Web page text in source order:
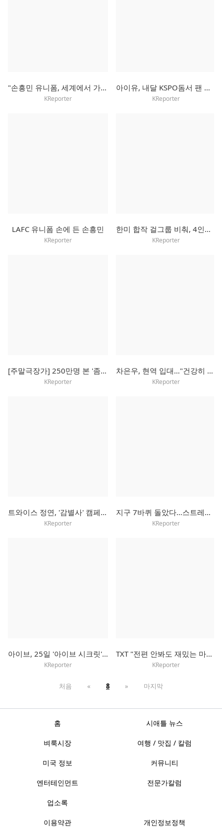
"손흥민 유니폼, 세계에서 가장 많이 팔려"
KReporter
아이유, 내달 KSPO돔서 팬 미팅…"여름에 보내는 선선한 인사"
KReporter
LAFC 유니폼 손에 든 손흥민
KReporter
한미 합작 걸그룹 비춰, 4인조 걸셋으로 새 출발
KReporter
[주말극장가] 250만명 본 '좀비딸', 주말에도 흥행 독주 예고
KReporter
차은우, 현역 입대…"건강히 잘 다녀오겠다"
KReporter
트와이스 정연, '감별사' 캠페인으로 초록우산에 3천만원 기부
KReporter
지구 7바퀴 돌았다…스트레이키즈, 로마서 월드투어 마무리
KReporter
아이브, 25일 '아이브 시크릿'으로 컴백…타이틀곡은 'XOXZ'
KReporter
TXT "전편 안봐도 재밌는 마블 영화처럼…우리 서사에 빠져들길"
KReporter
처음 « 8 » 마지막
홈 시애틀 뉴스
벼룩시장 여행 / 맛집 / 칼럼
미국 정보 커뮤니티
엔터테인먼트 전문가칼럼
업소록
이용약관 개인정보정책